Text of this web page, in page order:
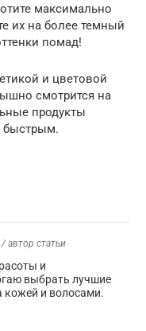
максимально
их на более темный
помад!
и цветовой
смотрится на
продукты
быстрым.
/ автор статьи
и
выбрать лучшие
кожей и волосами.